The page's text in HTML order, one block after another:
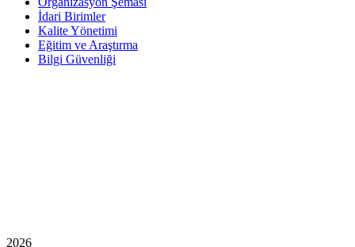
İdari Birimler
Kalite Yönetimi
Eğitim ve Araştırma
Bilgi Güvenliği
2026